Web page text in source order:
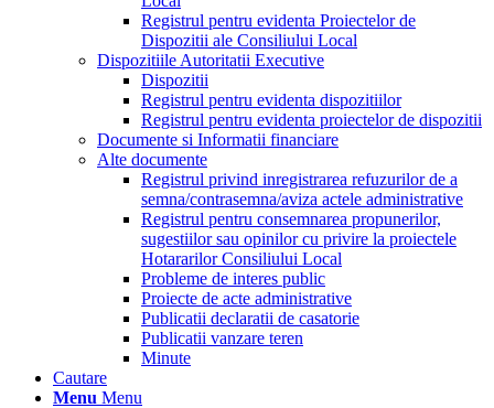
Registrul pentru evidenta Proiectelor de
Dispozitii ale Consiliului Local
Dispozitiile Autoritatii Executive
Dispozitii
Registrul pentru evidenta dispozitiilor
Registrul pentru evidenta proiectelor de dispozitii
Documente si Informatii financiare
Alte documente
Registrul privind inregistrarea refuzurilor de a
semna/contrasemna/aviza actele administrative
Registrul pentru consemnarea propunerilor,
sugestiilor sau opinilor cu privire la proiectele
Hotararilor Consiliului Local
Probleme de interes public
Proiecte de acte administrative
Publicatii declaratii de casatorie
Publicatii vanzare teren
Minute
Cautare
Menu Menu